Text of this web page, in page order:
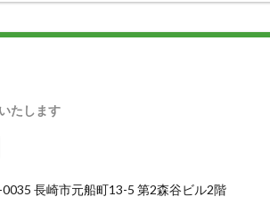
たします
長崎市元船町13-5 第2森谷ビル2階